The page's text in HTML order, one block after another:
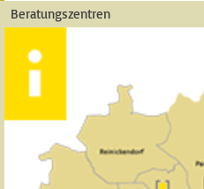
Beratungszentren